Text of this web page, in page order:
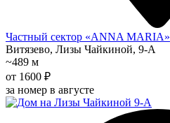
Частный сектор «ANNA MARIA»
Витязево, Лизы Чайкиной, 9-А
~489 м
от 1600 ₽
за номер в августе